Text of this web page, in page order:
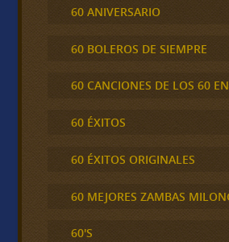
60 ANIVERSARIO
60 BOLEROS DE SIEMPRE
60 CANCIONES DE LOS 60
60 ÉXITOS
60 ÉXITOS ORIGINALES
60 MEJORES ZAMBAS
60'S